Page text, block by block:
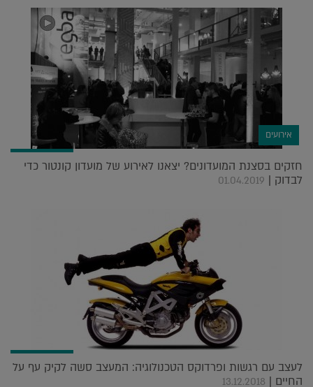
אירועים
חזקים בסצנת המועדונים? יצאנו לאירוע של מועדון קונטור כדי
לבדוק | 01.04.2019
לעצב עם רגשות ופרדוקס הטכנולוגיה: המעצב סשה לקיק עף על
החיים | 13.12.2018